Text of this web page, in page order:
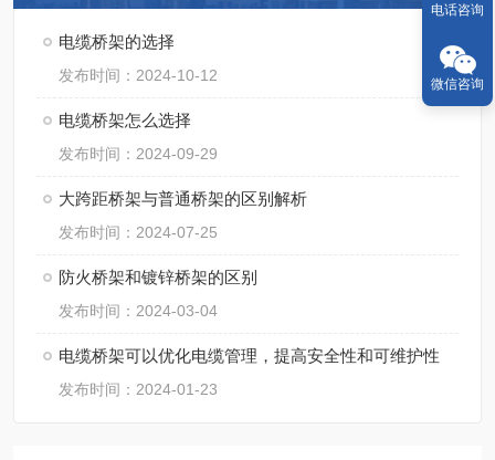
电缆桥架的选择
发布时间：2024-10-12
电缆桥架怎么选择
发布时间：2024-09-29
大跨距桥架与普通桥架的区别解析
发布时间：2024-07-25
防火桥架和镀锌桥架的区别
发布时间：2024-03-04
电缆桥架可以优化电缆管理，提高安全性和可维护性
发布时间：2024-01-23
电话咨询
微信咨询